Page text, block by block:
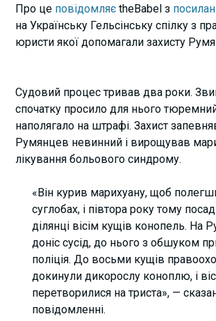
Про це повідомляє theBabel з
на Українську Гельсінську спілку з
юристи якої допомагали захисту
Судовий процес тривав два роки.
спочатку просило для нього тюремний
наполягало на штрафі. Захист
Румянцев невинний і вирощував
лікування больового синдрому.
«Він курив марихуану, щоб
суглобах, і півтора року тому
ділянці вісім кущів конопель. На
доніс сусід, до нього з обшуком
поліція. До восьми кущів
докинули дикорослу коноплю, і
перетворилися на триста», —
повідомленні.